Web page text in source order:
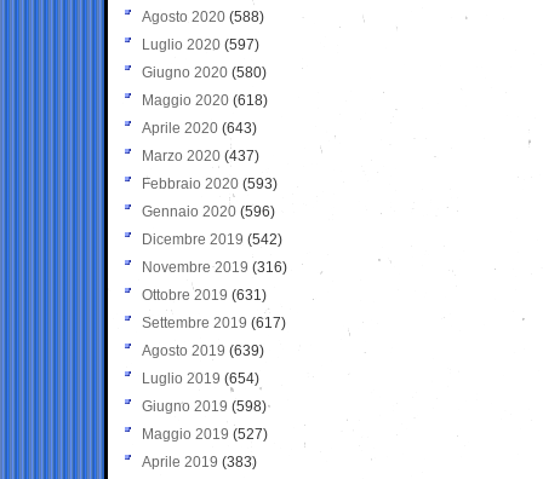
Agosto 2020 (588)
Luglio 2020 (597)
Giugno 2020 (580)
Maggio 2020 (618)
Aprile 2020 (643)
Marzo 2020 (437)
Febbraio 2020 (593)
Gennaio 2020 (596)
Dicembre 2019 (542)
Novembre 2019 (316)
Ottobre 2019 (631)
Settembre 2019 (617)
Agosto 2019 (639)
Luglio 2019 (654)
Giugno 2019 (598)
Maggio 2019 (527)
Aprile 2019 (383)